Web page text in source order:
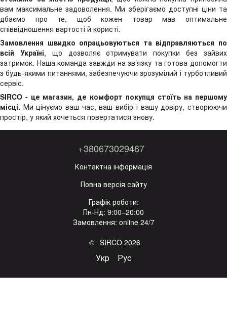
вам максимальне задоволення. Ми зберігаємо доступні ціни та
дбаємо про те, щоб кожен товар мав оптимальне
співвідношення вартості й користі.
Замовлення швидко опрацьовуються та відправляються по
всій Україні, що дозволяє отримувати покупки без зайвих
затримок. Наша команда завжди на зв’язку та готова допомогти
з будь-якими питаннями, забезпечуючи зрозумілий і турботливий
сервіс.
SIRCO - це магазин, де комфорт покупця стоїть на першому
місці. Ми цінуємо ваш час, ваш вибір і вашу довіру, створюючи
простір, у який хочеться повертатися знову.
+380673029467
Контактна інформація
Повна версія сайту
Графік роботи:
Пн-Нд: 9:00–20:00
Замовлення: online 24/7
© SIRCO 2026
Укр Рус